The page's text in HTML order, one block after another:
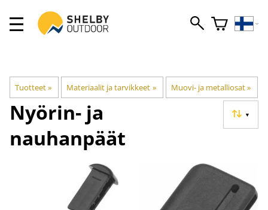
Tuotteet‪» Materiaalit ja tarvikkeet ‪» Muovi- ja metalliosat‪»
▼
Nyörin- ja
nauhanpäät